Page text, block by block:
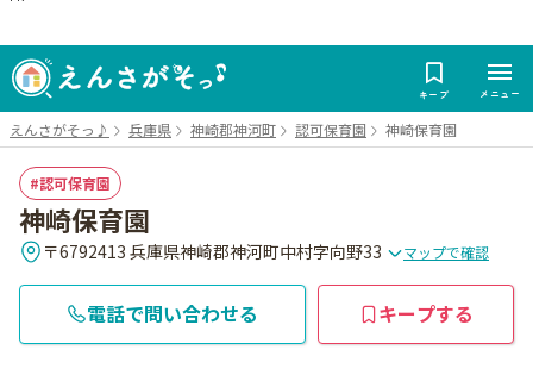
キープ メニュー
えんさがそっ♪ 兵庫県 神崎郡神河町 認可保育園 神崎保育園
認可保育園
神崎保育園
〒6792413 兵庫県神崎郡神河町中村字向野33 マップで確認
電話で問い合わせる キープする